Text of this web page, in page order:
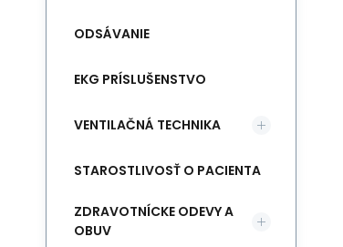
ODSÁVANIE
EKG PRÍSLUŠENSTVO
VENTILAČNÁ TECHNIKA
STAROSTLIVOSŤ O PACIENTA
ZDRAVOTNÍCKE ODEVY A
OBUV